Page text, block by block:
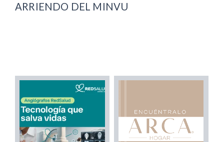
ARRIENDO DEL MINVU